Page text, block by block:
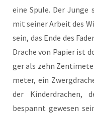
eine Spu­le. Der
mit sei­ner Arbeit des
sein, das Ende des
Dra­che von Papier ist
ger als zehn
me­ter, ein
der Kin­der­dra­chen,
bespannt gewe­sen